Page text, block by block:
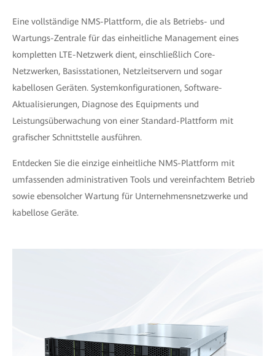
Eine vollständige NMS-Plattform, die als Betriebs- und
Wartungs-Zentrale für das einheitliche Management eines
kompletten LTE-Netzwerk dient, einschließlich Core-
Netzwerken, Basisstationen, Netzleitservern und sogar
kabellosen Geräten. Systemkonfigurationen, Software-
Aktualisierungen, Diagnose des Equipments und
Leistungsüberwachung von einer Standard-Plattform mit
grafischer Schnittstelle ausführen.
Entdecken Sie die einzige einheitliche NMS-Plattform mit
umfassenden administrativen Tools und vereinfachtem Betrieb
sowie ebensolcher Wartung für Unternehmensnetzwerke und
kabellose Geräte.